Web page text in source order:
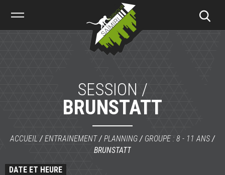
Parkour
SESSION /
BRUNSTATT
ACCUEIL /ENTRAINEMENT/PLANNING / GROUPE : 8 - 11 ANS /
BRUNSTATT
DATE ET HEURE